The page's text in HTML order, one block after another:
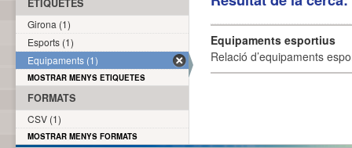
Equipaments esportius
Relació d’equipaments
ETIQUETES
Girona (1)
Esports (1)
Equipaments (1)
MOSTRAR MENYS ETIQUETES
FORMATS
CSV (1)
MOSTRAR MENYS FORMATS